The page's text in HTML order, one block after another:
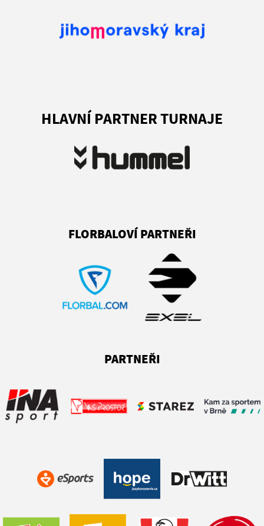
HLAVNÍ PARTNER TURNAJE
FLORBALOVÍ PARTNEŘI
PARTNEŘI